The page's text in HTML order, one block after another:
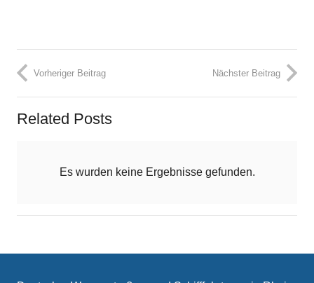
Vorheriger Beitrag Nächster Beitrag
Related Posts
Es wurden keine Ergebnisse gefunden.